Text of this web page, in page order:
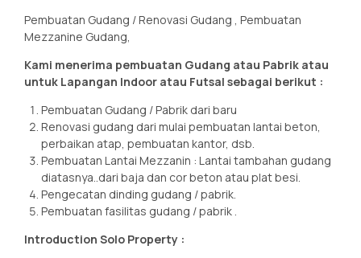
Pembuatan Gudang / Renovasi Gudang , Pembuatan
Mezzanine Gudang,
Kami menerima pembuatan Gudang atau Pabrik atau
untuk Lapangan Indoor atau Futsal sebagai berikut :
Pembuatan Gudang / Pabrik dari baru
Renovasi gudang dari mulai pembuatan lantai beton,
perbaikan atap, pembuatan kantor, dsb.
Pembuatan Lantai Mezzanin : Lantai tambahan gudang
diatasnya..dari baja dan cor beton atau plat besi.
Pengecatan dinding gudang / pabrik.
Pembuatan fasilitas gudang / pabrik .
Introduction Solo Property :